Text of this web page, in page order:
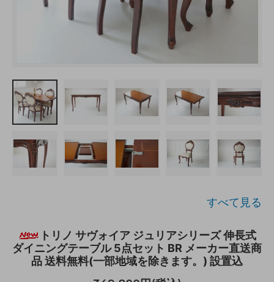
すべて見る
トリノ サヴォイア ジュリアシリーズ 伸長式
ダイニングテーブル 5点セット BR メーカー直送商
品 送料無料(一部地域を除きます。) 設置込